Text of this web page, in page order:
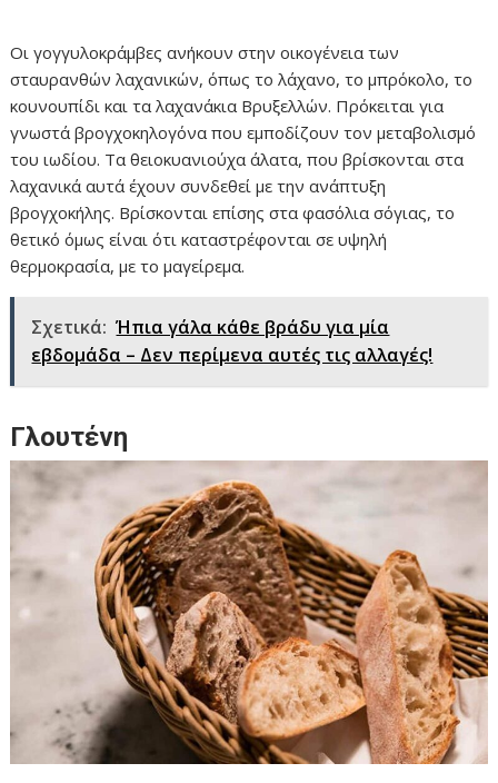
Οι γογγυλοκράμβες ανήκουν στην οικογένεια των
σταυρανθών λαχανικών, όπως το λάχανο, το μπρόκολο, το
κουνουπίδι και τα λαχανάκια Βρυξελλών. Πρόκειται για
γνωστά βρογχοκηλογόνα που εμποδίζουν τον μεταβολισμό
του ιωδίου. Τα θειοκυανιούχα άλατα, που βρίσκονται στα
λαχανικά αυτά έχουν συνδεθεί με την ανάπτυξη
βρογχοκήλης. Βρίσκονται επίσης στα φασόλια σόγιας, το
θετικό όμως είναι ότι καταστρέφονται σε υψηλή
θερμοκρασία, με το μαγείρεμα.
Σχετικά: Ήπια γάλα κάθε βράδυ για μία
εβδομάδα – Δεν περίμενα αυτές τις αλλαγές!
Γλουτένη